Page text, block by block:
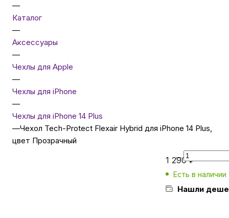
Красота и здоровье
—
Каталог
—
Аксессуары
—
Чехлы для Apple
—
Чехлы для iPhone
—
Чехлы для iPhone 14 Plus
—Чехол Tech-Protect Flexair Hybrid для iPhone 14 Plus,
цвет Прозрачный
1 290₽
Есть в наличии
Нашли